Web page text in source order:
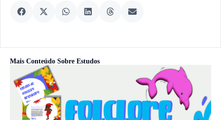
Mais Conteúdo Sobre Estudos